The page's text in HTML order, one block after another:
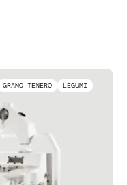
GRANO TENERO
LEGUMI